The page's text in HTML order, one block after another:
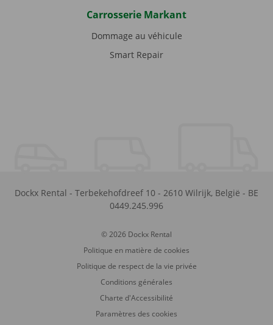
Carrosserie Markant
Dommage au véhicule
Smart Repair
Dockx Rental - Terbekehofdreef 10 - 2610 Wilrijk, België - BE
0449.245.996
© 2026 Dockx Rental
Politique en matière de cookies
Politique de respect de la vie privée
Conditions générales
Charte d'Accessibilité
Paramètres des cookies